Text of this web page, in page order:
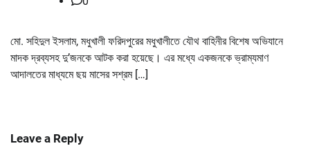
মো. সহিদুল ইসলাম, মধুখালী ফরিদপুরের মধুখালীতে যৌথ বাহিনীর বিশেষ অভিযানে
মাদক দ্রব্যসহ দু’জনকে আটক করা হয়েছে। এর মধ্যে একজনকে ভ্রাম্যমাণ
আদালতের মাধ্যমে ছয় মাসের সশ্রম […]
Leave a Reply